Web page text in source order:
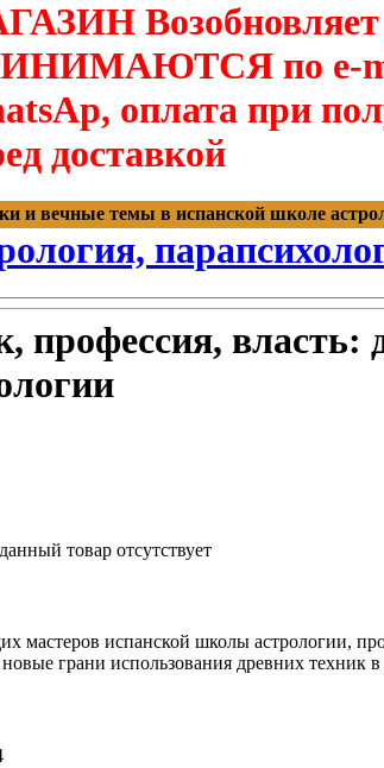
по e-
оплата при
доставкой
и вечные темы в испанской школе
профессия, власть:
товар отсутствует
мастеров испанской школы астрологии,
грани использования древних